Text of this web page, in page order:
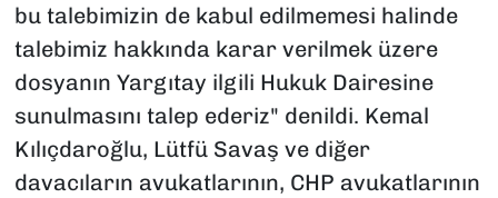
bu talebimizin de kabul edilmemesi halinde
talebimiz hakkında karar verilmek üzere
dosyanın Yargıtay ilgili Hukuk Dairesine
sunulmasını talep ederiz" denildi. Kemal
Kılıçdaroğlu, Lütfü Savaş ve diğer
davacıların avukatlarının, CHP avukatlarının